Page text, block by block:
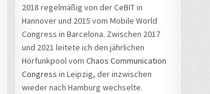
2018 regelmäßig von der CeBIT in
Hannover und 2015 vom Mobile World
Congress in Barcelona. Zwischen 2017
und 2021 leitete ich den jährlichen
Hörfunkpool vom Chaos Communication
Congress in Leipzig, der inzwischen
wieder nach Hamburg wechselte.